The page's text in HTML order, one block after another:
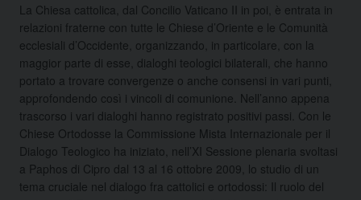
La Chiesa cattolica, dal Concilio Vaticano II in poi, è entrata in
relazioni fraterne con tutte le Chiese d’Oriente e le Comunità
ecclesiali d’Occidente, organizzando, in particolare, con la
maggior parte di esse, dialoghi teologici bilaterali, che hanno
portato a trovare convergenze o anche consensi in vari punti,
approfondendo così i vincoli di comunione. Nell’anno appena
trascorso i vari dialoghi hanno registrato positivi passi. Con le
Chiese Ortodosse la Commissione Mista Internazionale per il
Dialogo Teologico ha iniziato, nell’XI Sessione plenaria svoltasi
a Paphos di Cipro dal 13 al 16 ottobre 2009, lo studio di un
tema cruciale nel dialogo fra cattolici e ortodossi: Il ruolo del